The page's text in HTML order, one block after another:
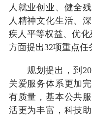
人就业创业、健全
人精神文化生活、
疾人平等权益、优
方面提出32项重点任
规划提出，到
关爱服务体系更加
有质量，基本公共
活更为丰富，科技